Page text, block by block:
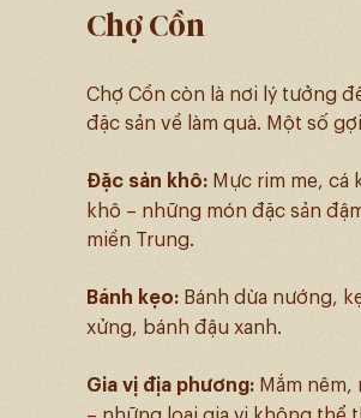
Chợ Cồn
Chợ Cồn còn là nơi lý tưởng
đặc sản về làm quà. Một số
Đặc sản khô: Mực rim me, cá
khô – những món đặc sản
miền Trung.
Bánh kẹo: Bánh dừa nướng,
xửng, bánh đậu xanh.
Gia vị địa phương: Mắm nêm,